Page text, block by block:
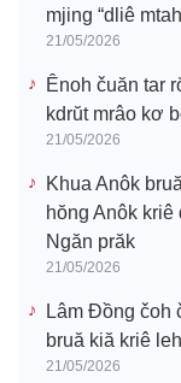
mjing “dliê
21/05/2026
Ênoh čuăn tar
kdrŭt mrâo kơ
21/05/2026
Khua Anôk
hŏng Anôk
Ngăn prăk
21/05/2026
Lâm Đồng čoh
bruă kiă kriê
21/05/2026